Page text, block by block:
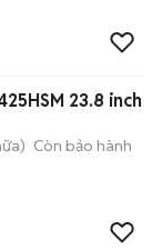
23.8 inch
Còn bảo hành